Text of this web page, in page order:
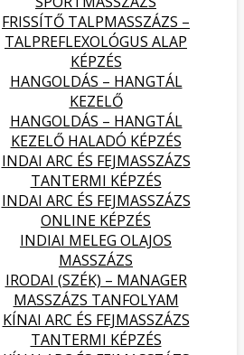
FRISSÍTŐ TALPMASSZÁZS –
TALPREFLEXOLÓGUS ALAP
KÉPZÉS
HANGOLDÁS – HANGTÁL
KEZELŐ
HANGOLDÁS – HANGTÁL
KEZELŐ HALADÓ KÉPZÉS
INDAI ARC ÉS FEJMASSZÁZS
TANTERMI KÉPZÉS
INDAI ARC ÉS FEJMASSZÁZS
ONLINE KÉPZÉS
INDIAI MELEG OLAJOS
MASSZÁZS
IRODAI (SZÉK) – MANAGER
MASSZÁZS TANFOLYAM
KÍNAI ARC ÉS FEJMASSZÁZS
TANTERMI KÉPZÉS